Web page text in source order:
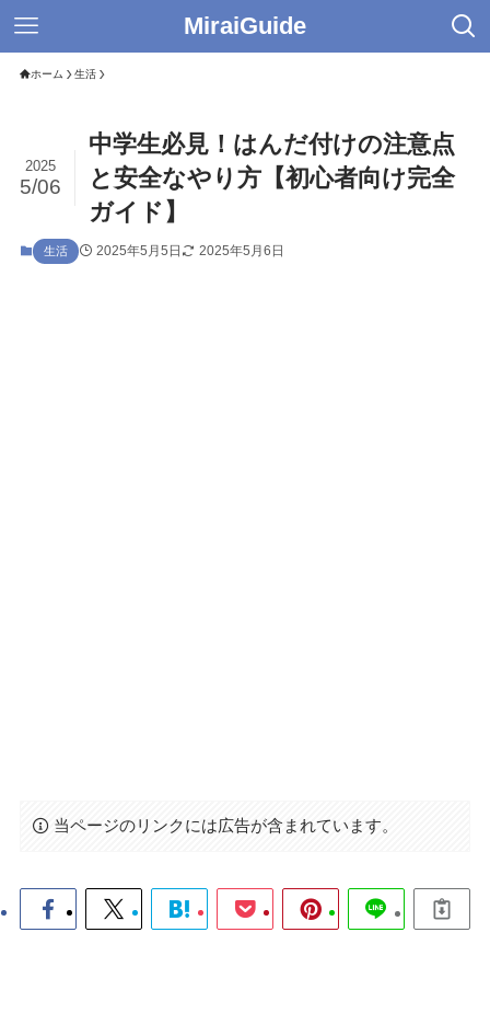
MiraiGuide
ホーム 生活
中学生必見！はんだ付けの注意点
と安全なやり方【初心者向け完全
ガイド】
2025
5/06
生活 2025年5月5日 2025年5月6日
当ページのリンクには広告が含まれています。